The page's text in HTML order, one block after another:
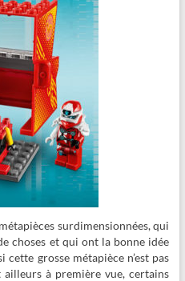
surdimensionnées, qui
choses et qui ont la bonne idée
grosse métapièce n’est pas
à première vue, certains